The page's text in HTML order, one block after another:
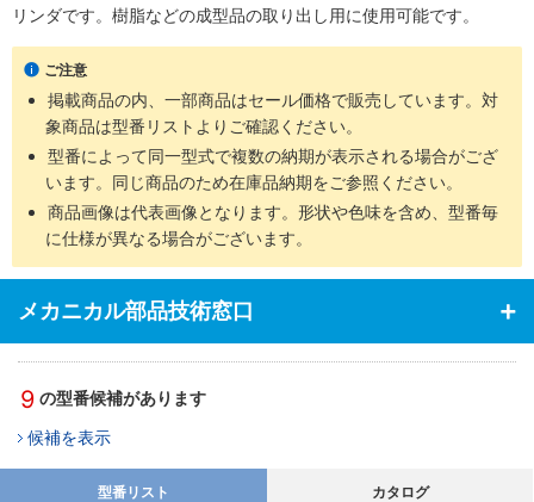
リンダです。樹脂などの成型品の取り出し用に使用可能です。
ご注意
掲載商品の内、一部商品はセール価格で販売しています。対
象商品は型番リストよりご確認ください。
型番によって同一型式で複数の納期が表示される場合がござ
います。同じ商品のため在庫品納期をご参照ください。
商品画像は代表画像となります。形状や色味を含め、型番毎
に仕様が異なる場合がございます。
メカニカル部品技術窓口
9 の型番候補があります
候補を表示
型番リスト カタログ